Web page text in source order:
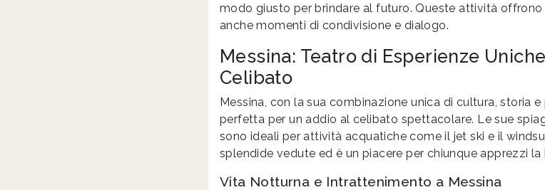
modo giusto per brindare al futuro. Queste attività
anche momenti di condivisione e dialogo.
Messina: Teatro di Esperienze
Celibato
Messina, con la sua combinazione unica di cultura, storia
perfetta per un addio al celibato spettacolare. Le sue
sono ideali per attività acquatiche come il jet ski e il
splendide vedute ed è un piacere per chiunque apprezzi
Vita Notturna e Intrattenimento a Messina